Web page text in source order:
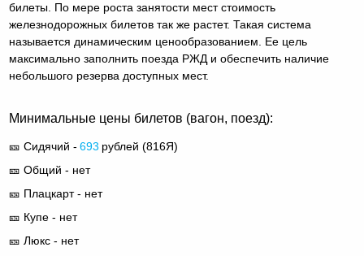
билеты. По мере роста занятости мест стоимость
железнодорожных билетов так же растет. Такая система
называется динамическим ценообразованием. Ее цель
максимально заполнить поезда РЖД и обеспечить наличие
небольшого резерва доступных мест.
Минимальные цены билетов (вагон, поезд):
🎫 Сидячий - 693 рублей (816Я)
🎫 Общий - нет
🎫 Плацкарт - нет
🎫 Купе - нет
🎫 Люкс - нет